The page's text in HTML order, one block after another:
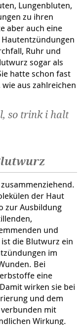
Lungenbluten,
zu ihren
aber auch eine
Ruhr und
sogar als
hatte schon fast
aus zahlreichen
so trink i halt
der Haut
zur Ausbildung
und
die Blutwurz ein
im
Bei
eine
wirken sie bei
und dem
mit
Wirkung.